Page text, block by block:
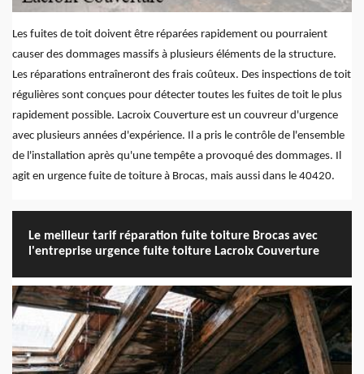
Les fuites de toit doivent être réparées rapidement ou pourraient
causer des dommages massifs à plusieurs éléments de la structure.
Les réparations entraîneront des frais coûteux. Des inspections de toit
régulières sont conçues pour détecter toutes les fuites de toit le plus
rapidement possible. Lacroix Couverture est un couvreur d'urgence
avec plusieurs années d'expérience. Il a pris le contrôle de l'ensemble
de l'installation après qu'une tempête a provoqué des dommages. Il
agit en urgence fuite de toiture à Brocas, mais aussi dans le 40420.
Le meilleur tarif réparation fuite toiture Brocas avec
l'entreprise urgence fuite toiture Lacroix Couverture